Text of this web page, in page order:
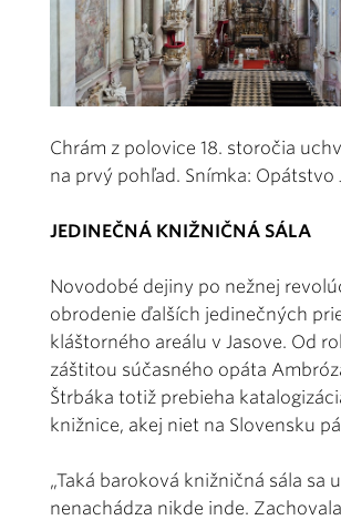
Chrám z polovice 18. storočia
na prvý pohľad. Snímka: Opátstvo
JEDINEČNÁ KNIŽNIČNÁ SÁLA
Novodobé dejiny po nežnej
obrodenie ďalších jedinečných
kláštorného areálu v Jasove. Od
záštitou súčasného opáta
Štrbáka totiž prebieha
knižnice, akej niet na Slovensku
„Taká baroková knižničná sála sa
nenachádza nikde inde.